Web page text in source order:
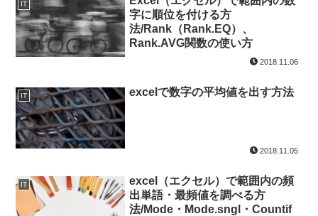
IT
字に順位を付ける方
法/Rank（Rank.EQ）、
Rank.AVG関数の使い方
2018.11.06
IT excelで数字の平均値を出す方法
2018.11.05
IT
excel（エクセル）で範囲内の頻
出単語・最頻値を調べる方
法/Mode・Mode.sngl・Countif